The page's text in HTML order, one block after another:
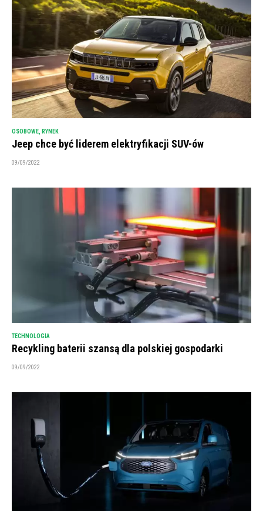
OSOBOWE RYNEK
Jeep chce być liderem elektryfikacji SUV-ów
09/09/2022
TECHNOLOGIA
Recykling baterii szansą dla polskiej gospodarki
09/09/2022